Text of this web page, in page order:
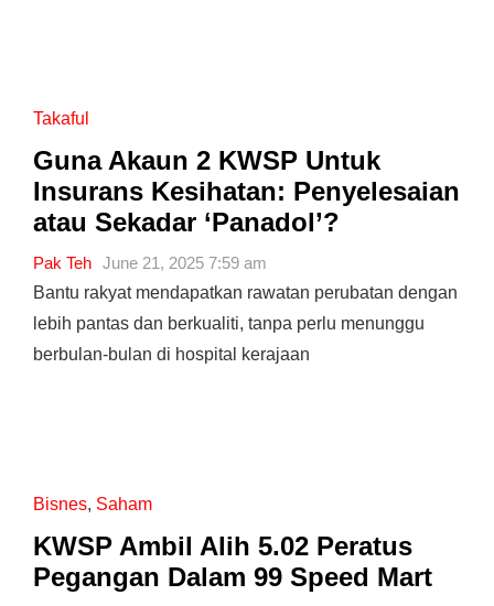
Takaful
Guna Akaun 2 KWSP Untuk
Insurans Kesihatan: Penyelesaian
atau Sekadar ‘Panadol’?
Pak Teh June 21, 2025 7:59 am
Bantu rakyat mendapatkan rawatan perubatan dengan
lebih pantas dan berkualiti, tanpa perlu menunggu
berbulan-bulan di hospital kerajaan
Bisnes, Saham
KWSP Ambil Alih 5.02 Peratus
Pegangan Dalam 99 Speed ​​Mart